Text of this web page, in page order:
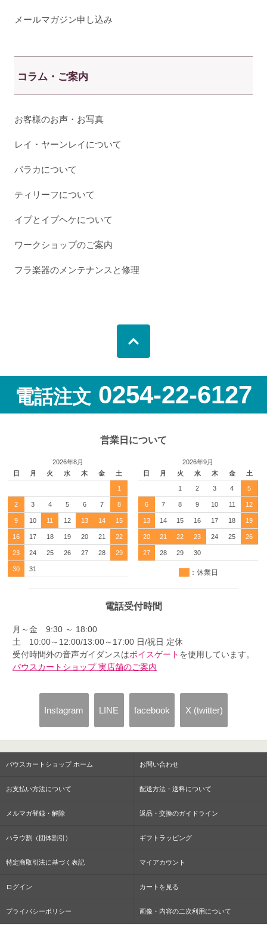
メールマガジン申し込み
コラム・ご案内
お客様のお声・お写真
レイ・ヤーンレイについて
パラカについて
ティリーフについて
イプとイプヘケについて
ワークショップのご案内
フラ楽器のメンテナンスと修理
電話注文 0254-22-6127
営業日について
2026年8月
日
月 火 水 木 金 土
1
2 3 4 5 6 7 8
9 10 11 12 13 14 15
16 17 18 19 20 21 22
23 24 25 26 27 28 29
30 31
2026年9月
日
月 火 水 木 金 土
1 2 3 4 5
6 7 8 9 10 11 12
13 14 15 16 17 18 19
20 21 22 23 24 25 26
27 28 29 30
：休業日
電話受付時間
月～金 9:30 ～ 18:00
土 10:00～12:00/13:00～17:00 日/祝日 定休
受付時間外の音声ガイダンスはボイスゲート を使用しています。
パウスカートショップ 実店舗のご案内
Instagram LINE facebook X (twitter)
パウスカートショップ ホーム お問い合わせ
お支払い方法について 配送方法・送料について
メルマガ登録・解除 返品・交換のガイドライン
ハラウ割（団体割引） ギフトラッピング
特定商取引法に基づく表記 マイアカウント
ログイン カートを見る
プライバシーポリシー 画像・内容の二次利用について